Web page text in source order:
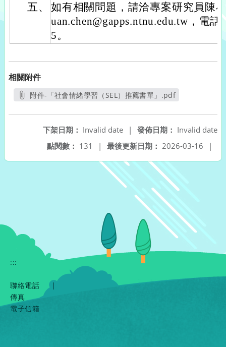
五、
如有相關問題，請洽專案研究員陳
uan.chen@gapps.ntnu.edu.tw，電
5。
相關附件
附件-「社會情緒學習（SEL）推薦書單」.pdf
發佈日期： Invalid date
下架日期： Invalid date
|
最後更新日期： 2026-03-16 |
點閱數： 131 |
:::
聯絡電話
|
傳真
電子信箱